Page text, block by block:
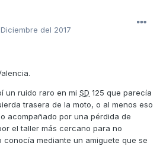
del 2017
un ruido raro en mi SD 125 que parecía
trasera de la moto, o al menos eso
acompañado por una pérdida de
el taller más cercano para no
conocía mediante un amiguete que se